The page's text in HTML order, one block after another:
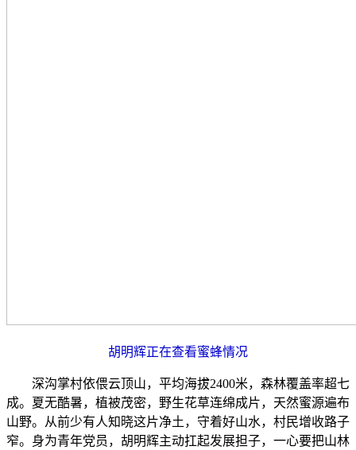
胡明辉正在查看蜜蜂情况
深沟掌村依偎云顶山，平均海拔2400米，森林覆盖率超七
成。夏无酷暑，植被茂密，野生花草连绵成片，天然蜜源遍布
山野。从前少有人知晓这片净土，守着好山水，村民增收路子
窄。身为青年党员，胡明辉主动扛起发展担子，一心要把山林